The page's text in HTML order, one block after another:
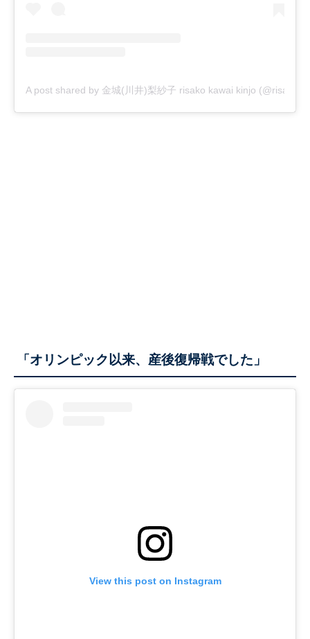
A post shared by 金城(川井)梨紗子 risako kawai kinjo
「 オリンピック以来、産後復帰戦でした」
View this post on Instagram